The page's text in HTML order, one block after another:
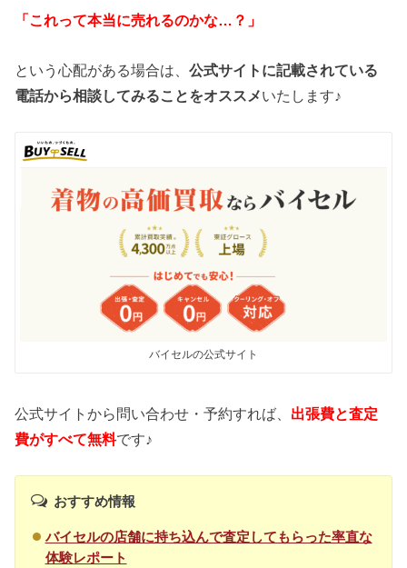
「これって本当に売れるのかな…？」
という心配がある場合は、公式サイトに記載されている
電話から相談してみることをオススメいたします♪
バイセルの公式サイト
公式サイトから問い合わせ・予約すれば、 出張費と査定
費がすべて無料です♪
おすすめ情報
バイセルの店舗に持ち込んで査定してもらった率直な
体験レポート